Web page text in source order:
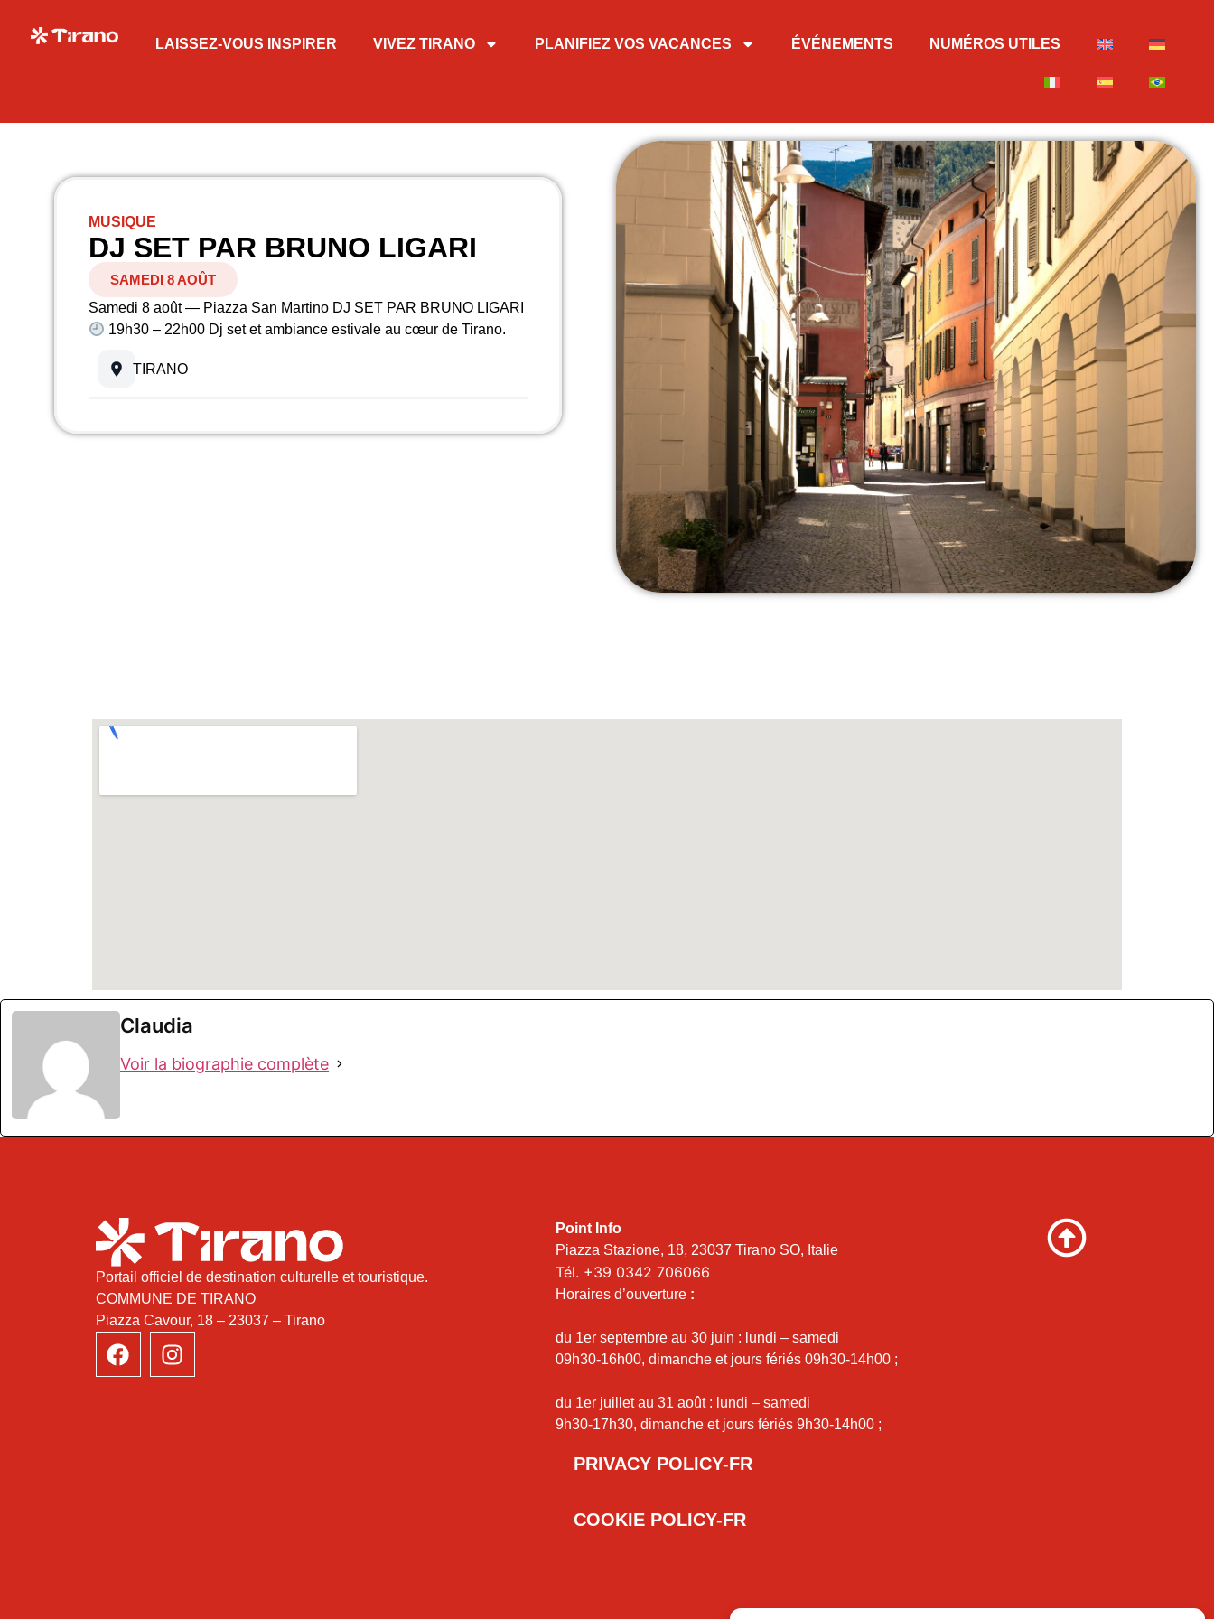
LAISSEZ-VOUS INSPIRER VIVEZ TIRANO PLANIFIEZ VOS VACANCES ÉVÉNEMENTS NUMÉROS UTILES
MUSIQUE
DJ SET PAR BRUNO LIGARI
SAMEDI 8 AOÛT
Samedi 8 août — Piazza San Martino DJ SET PAR BRUNO LIGARI
19h30 – 22h00 Dj set et ambiance estivale au cœur de Tirano.
TIRANO
Claudia
Voir la biographie complète
Portail officiel de destination culturelle et touristique.
COMMUNE DE TIRANO
Piazza Cavour, 18 – 23037 – Tirano
Point Info
Piazza Stazione, 18, 23037 Tirano SO, Italie
Tél. +39 0342 706066
Horaires d’ouverture:
du 1er septembre au 30 juin : lundi – samedi
09h30-16h00, dimanche et jours fériés 09h30-14h00 ;
du 1er juillet au 31 août : lundi – samedi
9h30-17h30, dimanche et jours fériés 9h30-14h00 ;
PRIVACY POLICY-FR
COOKIE POLICY-FR